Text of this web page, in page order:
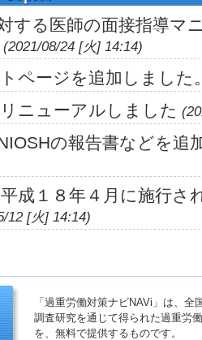
する医師の面接指導マ
(2021/08/24 [火] 14:14)
ページを追加しました
ニューアルしました
の報告書などを追
成１８年４月に施行さ
12 [火] 14:14)
「過重労働対策ナビNAVi」は、
調査研究を通じて得られた過重労
を、無料で提供するものです。